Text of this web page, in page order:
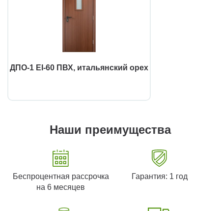
ДПО-1 EI-60 ПВХ, итальянский орех
Наши преимущества
Беспроцентная рассрочка
на 6 месяцев
Гарантия: 1 год